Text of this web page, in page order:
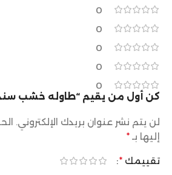
0
0
0
0
0
كن أول من يقيم “طاوله خشب
لن يتم نشر عنوان بريدك الإلكتروني.
إليها بـ *
تقييمك *